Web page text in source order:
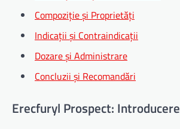
Compoziție și Proprietăți
Indicații și Contraindicații
Dozare și Administrare
Concluzii și Recomandări
Erecfuryl Prospect: Introducere